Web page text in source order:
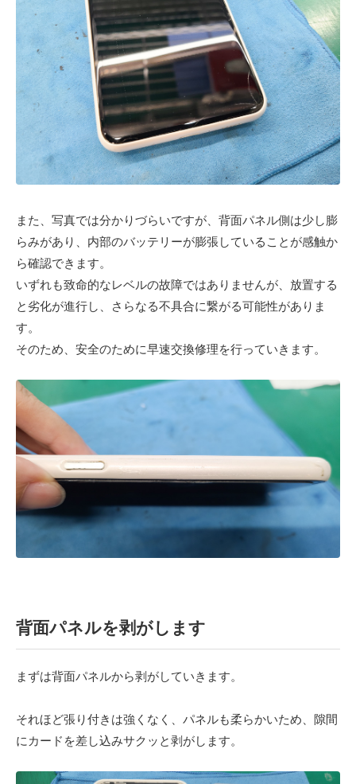
また、写真では分かりづらいですが、背面パネル側は少し膨
らみがあり、内部のバッテリーが膨張していることが感触か
ら確認できます。
いずれも致命的なレベルの故障ではありませんが、放置する
と劣化が進行し、さらなる不具合に繋がる可能性がありま
す。
そのため、安全のために早速交換修理を行っていきます。
背面パネルを剥がします
まずは背面パネルから剥がしていきます。
それほど張り付きは強くなく、パネルも柔らかいため、隙間
にカードを差し込みサクッと剥がします。